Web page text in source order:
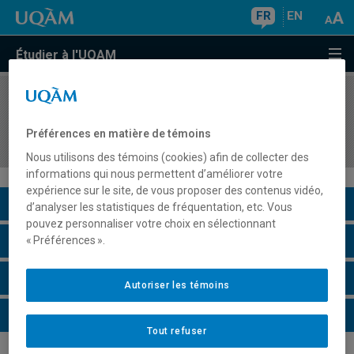
FR EN
Étudier à l'UQAM
COURS//
communication
Description du cours
Horaire - Été 2026
Horaire - Automne 2026
Horaire - Hiver 2027
Préférences en matière de témoins
Nous utilisons des témoins (cookies) afin de collecter des
informations qui nous permettent d’améliorer votre
expérience sur le site, de vous proposer des contenus vidéo,
d’analyser les statistiques de fréquentation, etc. Vous
pouvez personnaliser votre choix en sélectionnant
« Préférences ».
Tout refuser
Autoriser les témoins